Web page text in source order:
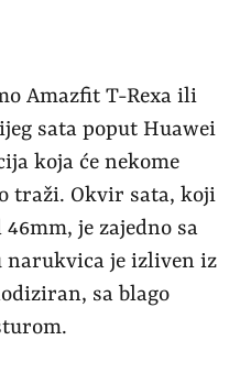
Amazfit T-Rexa ili
sata poput Huawei
koja će nekome
traži. Okvir sata, koji
je zajedno sa
narukvica je izliven iz
sa blago